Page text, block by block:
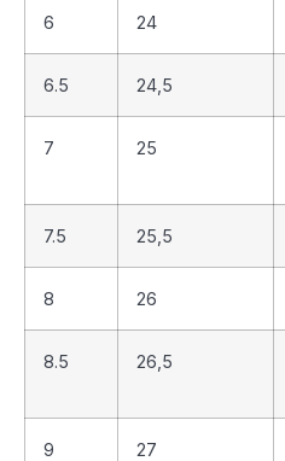
6 24
6.5 24,5
7 25
7.5 25,5
8 26
8.5 26,5
9 27